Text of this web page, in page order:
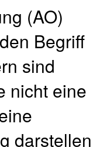
(AO)
Begriff
sind
nicht eine
darstellen